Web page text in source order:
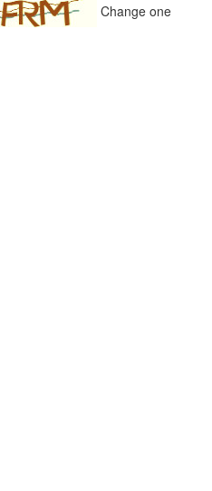
Change one